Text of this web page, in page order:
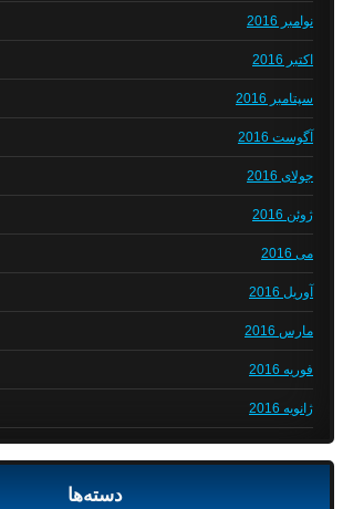
نوامبر 2016
اکتبر 2016
سپتامبر 2016
آگوست 2016
جولای 2016
ژوئن 2016
می 2016
آوریل 2016
مارس 2016
فوریه 2016
ژانویه 2016
دسته‌ها